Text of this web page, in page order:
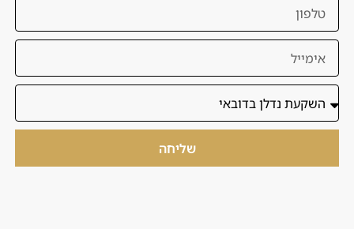
התהליך וחיבור לגורמים רלוונטיים.
ויזה ומעבר לדובאי
בחלק מהמקרים רכישת נכס יכולה להתחבר לשיקולי ויזה או
מעבר לדובאי, אך לא קונים נכס רק בגלל ויזה. קודם בודקים אם
שאלות נפוצות
שליחה